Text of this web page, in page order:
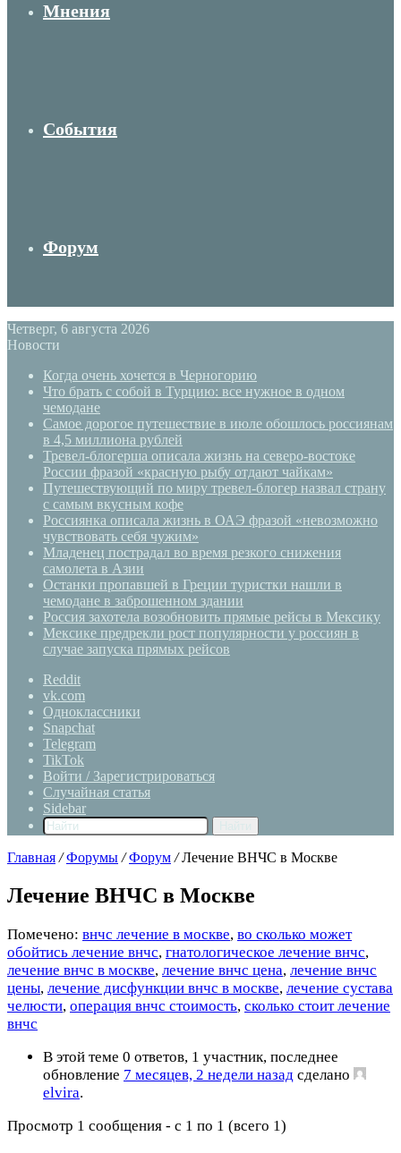
Мнения
События
Форум
Четверг, 6 августа 2026
Новости
Когда очень хочется в Черногорию
Что брать с собой в Турцию: все нужное в одном
чемодане
Самое дорогое путешествие в июле обошлось россиянам
в 4,5 миллиона рублей
Тревел-блогерша описала жизнь на северо-востоке
России фразой «красную рыбу отдают чайкам»
Путешествующий по миру тревел-блогер назвал страну
с самым вкусным кофе
Россиянка описала жизнь в ОАЭ фразой «невозможно
чувствовать себя чужим»
Младенец пострадал во время резкого снижения
самолета в Азии
Останки пропавшей в Греции туристки нашли в
чемодане в заброшенном здании
Россия захотела возобновить прямые рейсы в Мексику
Мексике предрекли рост популярности у россиян в
случае запуска прямых рейсов
Reddit
vk.com
Одноклассники
Snapchat
Telegram
TikTok
Войти / Зарегистрироваться
Случайная статья
Sidebar
Главная / Форумы / Форум / Лечение ВНЧС в Москве
Лечение ВНЧС в Москве
Помечено: внчс лечение в москве, во сколько может
обойтись лечение внчс, гнатологическое лечение внчс,
лечение внчс в москве, лечение внчс цена, лечение внчс
цены, лечение дисфункции внчс в москве, лечение сустава
челюсти, операция внчс стоимость, сколько стоит лечение
внчс
В этой теме 0 ответов, 1 участник, последнее
обновление 7 месяцев, 2 недели назад сделано
elvira.
Просмотр 1 сообщения - с 1 по 1 (всего 1)